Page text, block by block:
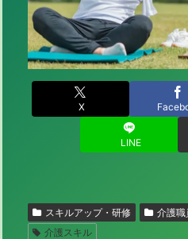
X
LINE
スキルアップ・研修 介護職
介護スキル